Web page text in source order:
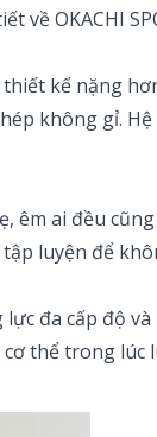
OKACHI
thiết kế nặng
không gỉ.
êm ai đều
luyện để
đa cấp độ
thể trong lúc